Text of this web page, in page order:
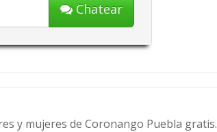
Chatear
y mujeres de Coronango Puebla gratis.